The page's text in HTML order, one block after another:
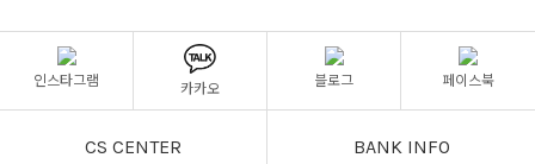
인스타그램
카카오
블로그 페이스북
CS CENTER
BANK INFO